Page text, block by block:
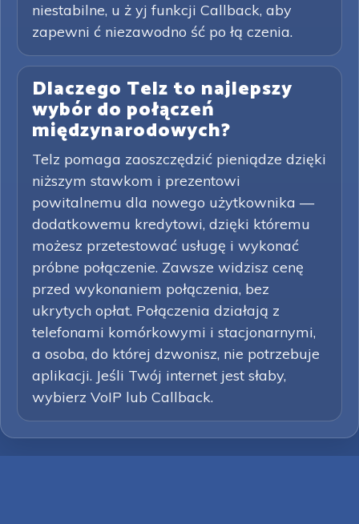
niestabilne, u ż yj funkcji Callback, aby
zapewni ć niezawodno ść po łą czenia.
Dlaczego Telz to najlepszy
wybór do połączeń
międzynarodowych?
Telz pomaga zaoszczędzić pieniądze dzięki
niższym stawkom i prezentowi
powitalnemu dla nowego użytkownika —
dodatkowemu kredytowi, dzięki któremu
możesz przetestować usługę i wykonać
próbne połączenie. Zawsze widzisz cenę
przed wykonaniem połączenia, bez
ukrytych opłat. Połączenia działają z
telefonami komórkowymi i stacjonarnymi,
a osoba, do której dzwonisz, nie potrzebuje
aplikacji. Jeśli Twój internet jest słaby,
wybierz VoIP lub Callback.